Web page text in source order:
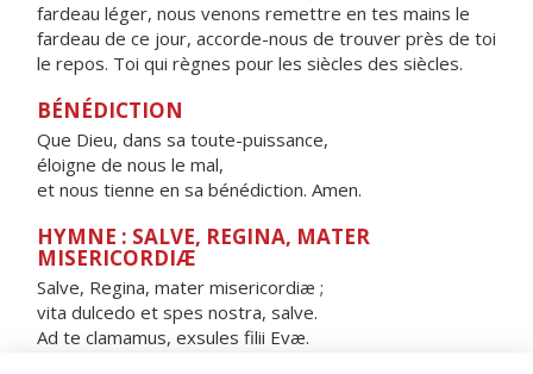
fardeau léger, nous venons remettre en tes mains le
fardeau de ce jour, accorde-nous de trouver près de toi
le repos. Toi qui règnes pour les siècles des siècles.
BÉNÉDICTION
Que Dieu, dans sa toute-puissance,
éloigne de nous le mal,
et nous tienne en sa bénédiction. Amen.
HYMNE : SALVE, REGINA, MATER
MISERICORDIÆ
Salve, Regina, mater misericordiæ ;
vita dulcedo et spes nostra, salve.
Ad te clamamus, exsules filii Evæ.